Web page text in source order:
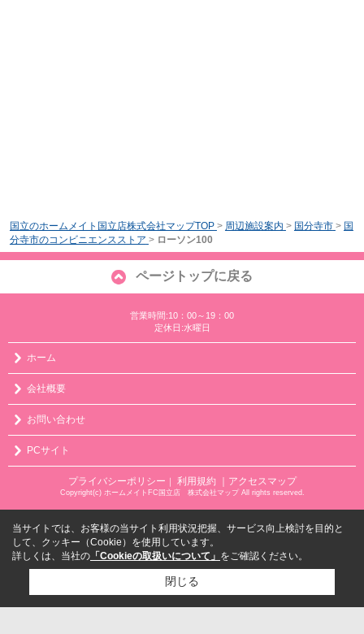
国立のホームメイト国立店株式会社マップTOP > 周辺施設案内 > 国分寺市 > 国
分寺市のコンビニエンスストア > ローソン100
ページトップに戻る
営業時間:10：00～19：00
定休日:水曜日
ホーム
会社概要
お問い合わせ
PCサイト
プライバシーポリシー ｜ 利用規約 ｜アクセスマップ
Copyright(c) ホームメイトFC国立店 株式会社マップ All rights reserved.
当サイトでは、お客様の当サイト利用状況把握、サービス向上検討を目的と
して、クッキー（Cookie）を使用しています。
詳しくは、当社の 「Cookieの取扱いについて」 をご確認ください。
閉じる